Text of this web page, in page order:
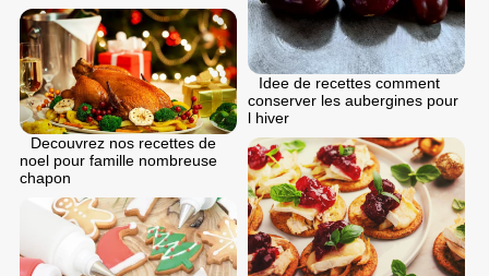
Idee de recettes comment
conserver les aubergines pour
l hiver
Decouvrez nos recettes de
noel pour famille nombreuse
chapon